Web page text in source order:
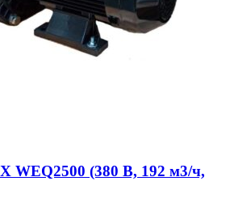
WEQ2500 (380 В, 192 м3/ч,